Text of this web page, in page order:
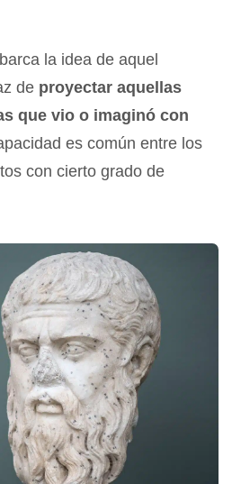
la idea de aquel
de proyectar aquellas
que vio o imaginó con
es común entre los
con cierto grado de